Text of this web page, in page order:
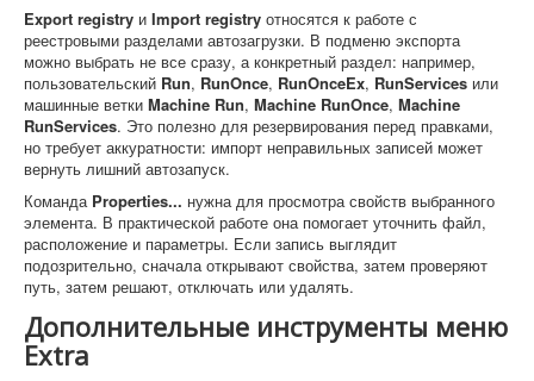
Export registry и Import registry относятся к работе с
реестровыми разделами автозагрузки. В подменю экспорта
можно выбрать не все сразу, а конкретный раздел: например,
пользовательский Run, RunOnce, RunOnceEx, RunServices или
машинные ветки Machine Run, Machine RunOnce, Machine
RunServices. Это полезно для резервирования перед правками,
но требует аккуратности: импорт неправильных записей может
вернуть лишний автозапуск.
Команда Properties... нужна для просмотра свойств выбранного
элемента. В практической работе она помогает уточнить файл,
расположение и параметры. Если запись выглядит
подозрительно, сначала открывают свойства, затем проверяют
путь, затем решают, отключать или удалять.
Дополнительные инструменты меню
Extra